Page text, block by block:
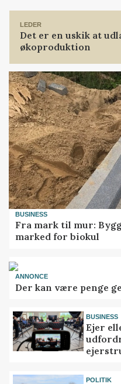
LEDER
Det er en uskik at
økoproduktion
BUSINESS
Fra mark til mur:
marked for biokul
ANNONCE
Der kan være penge
BUSINESS
Ejer
POLITIK